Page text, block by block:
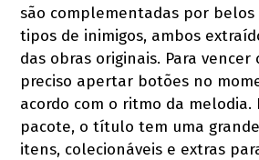
são complementadas por belos
tipos de inimigos, ambos
das obras originais. Para vencer
preciso apertar botões no
acordo com o ritmo da melodia.
pacote, o título tem uma
itens, colecionáveis e extras